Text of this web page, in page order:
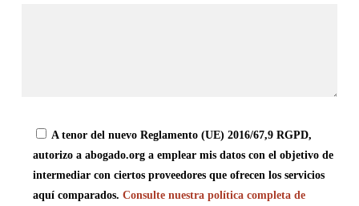
A tenor del nuevo Reglamento (UE) 2016/67,9 RGPD,
autorizo a abogado.org a emplear mis datos con el objetivo de
intermediar con ciertos proveedores que ofrecen los servicios
aquí comparados. Consulte nuestra política completa de